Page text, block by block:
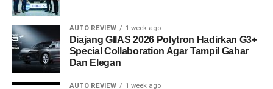
AUTO REVIEW 1 week ago
Diajang GIIAS 2026 Polytron Hadirkan G3+
Special Collaboration Agar Tampil Gahar
Dan Elegan
AUTO REVIEW 1 week ago